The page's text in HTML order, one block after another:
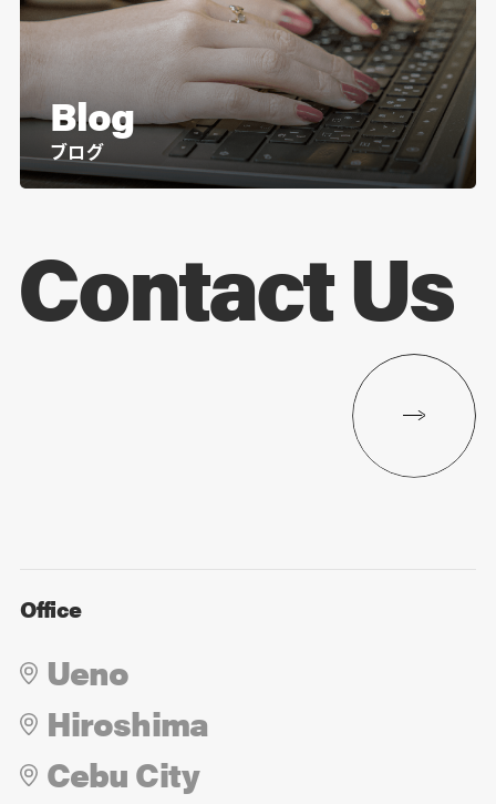
Blog
ブログ
Contact Us
Office
Ueno
Hiroshima
Cebu City